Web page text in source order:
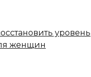
уровень
женщин